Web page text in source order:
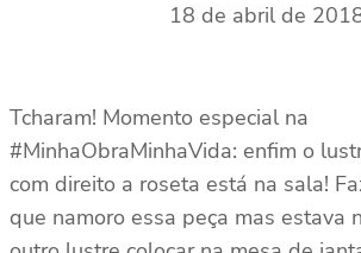
18 de abril de
Tcharam! Momento especial na
#MinhaObraMinhaVida: enfim o
com direito a roseta está na sala!
que namoro essa peça mas estava